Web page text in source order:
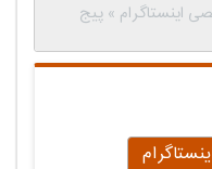
اینستاگرام » پیج